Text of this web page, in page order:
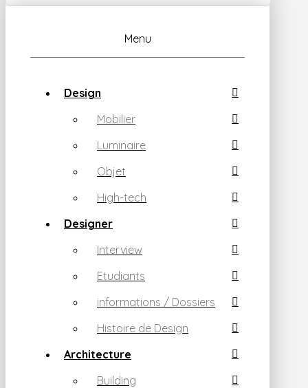
Menu
Design
Mobilier
Luminaire
Objet
High-tech
Designer
Interview
Etudiants
informations / Dossiers
Histoire de Design
Architecture
Building